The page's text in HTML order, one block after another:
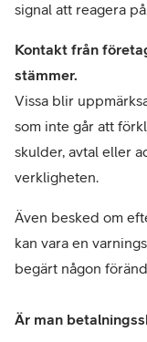
signal att reagera
Kontakt från
stämmer.
Vissa blir
som inte går att
skulder, avtal eller
verkligheten.
Även besked om
kan vara en
begärt någon
Är man